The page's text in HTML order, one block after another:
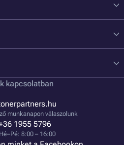
kapcsolatban
munkanapon válaszolunk
1955 5796
Hé–Pé: 8:00 – 16:00